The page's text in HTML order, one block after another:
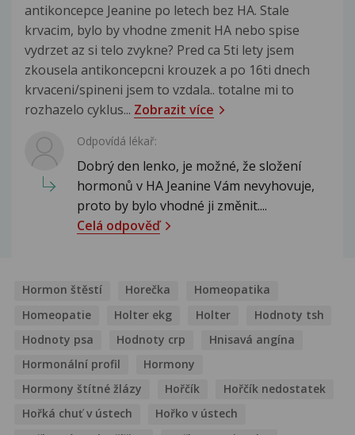
antikoncepce Jeanine po letech bez HA. Stale
krvacim, bylo by vhodne zmenit HA nebo spise
vydrzet az si telo zvykne? Pred ca 5ti lety jsem
zkousela antikoncepcni krouzek a po 16ti dnech
krvaceni/spineni jsem to vzdala.. totalne mi to
rozhazelo cyklus... Zobrazit více
Odpovídá lékař:
Dobrý den lenko, je možné, že složení
hormonů v HA Jeanine Vám nevyhovuje,
proto by bylo vhodné ji změnit....
Celá odpověď
Hormon štěstí Horečka
Homeopatika
Homeopatie
Holter ekg Holter
Hodnoty tsh
Hodnoty psa
Hodnoty crp
Hnisavá angína
Hormonální profil
Hormony
Hormony štítné žlázy
Hořčík
Hořčík nedostatek
Hořká chuť v ústech
Hořko v ústech